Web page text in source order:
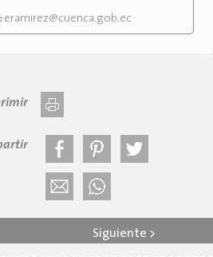
eramirez@cuenca.gob.ec
Siguiente >